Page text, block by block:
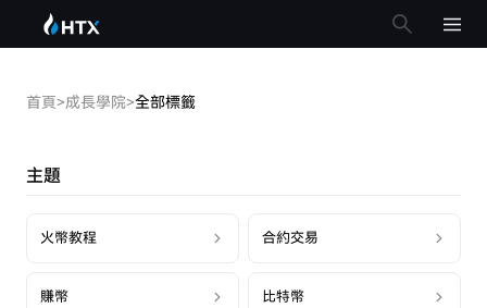
首頁>成長學院>全部標籤
主題
火幣教程 合約交易
賺幣 比特幣